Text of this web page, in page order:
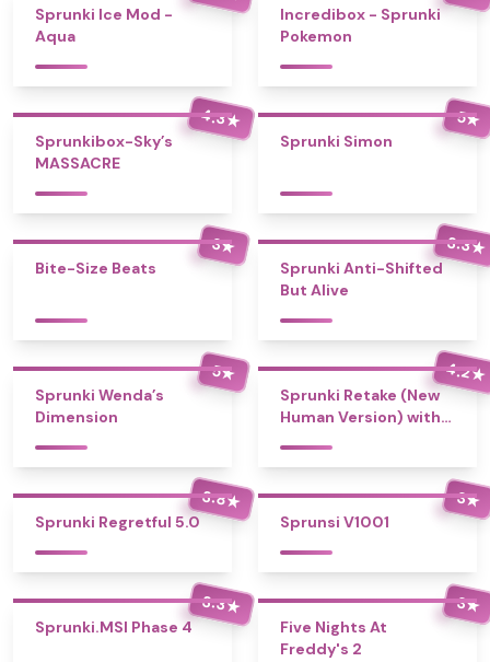
Sprunki Ice Mod -
Aqua
Incredibox - Sprunki
Pokemon
4.3★
Sprunkibox-Sky’s
MASSACRE
5★
Sprunki Simon
3★
Bite-Size Beats
3.3★
Sprunki Anti-Shifted
But Alive
5★
Sprunki Wenda’s
Dimension
4.2★
Sprunki Retake (New
Human Version) with
3.8★
Sprunki Regretful 5.0
3★
Sprunsi V1001
3.3★
Sprunki.MSI Phase 4
3★
Five Nights At
Freddy's 2